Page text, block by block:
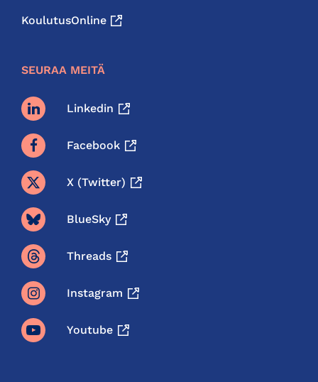
KoulutusOnline
SEURAA MEITÄ
Linkedin
Facebook
X (twitter)
BlueSky
Threads
Instagram
Youtube